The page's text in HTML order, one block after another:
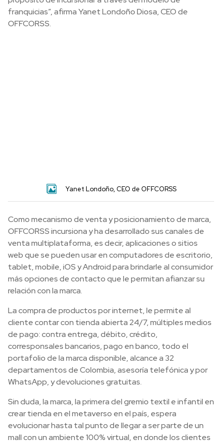
franquicias”, afirma Yanet Londoño Diosa, CEO de
OFFCORSS.
Yanet Londoño, CEO de OFFCORSS
Como mecanismo de venta y posicionamiento de marca,
OFFCORSS incursiona y ha desarrollado sus canales de
venta multiplataforma, es decir, aplicaciones o sitios
web que se pueden usar en computadores de escritorio,
tablet, mobile, iOS y Android para brindarle al consumidor
más opciones de contacto que le permitan afianzar su
relación con la marca.
La compra de productos por internet, le permite al
cliente contar con tienda abierta 24/7, múltiples medios
de pago: contra entrega, débito, crédito,
corresponsales bancarios, pago en banco, todo el
portafolio de la marca disponible, alcance a 32
departamentos de Colombia, asesoría telefónica y por
WhatsApp, y devoluciones gratuitas.
Sin duda, la marca, la primera del gremio textil e infantil en
crear tienda en el metaverso en el país, espera
evolucionar hasta tal punto de llegar a ser parte de un
mall con un ambiente 100% virtual, en donde los clientes